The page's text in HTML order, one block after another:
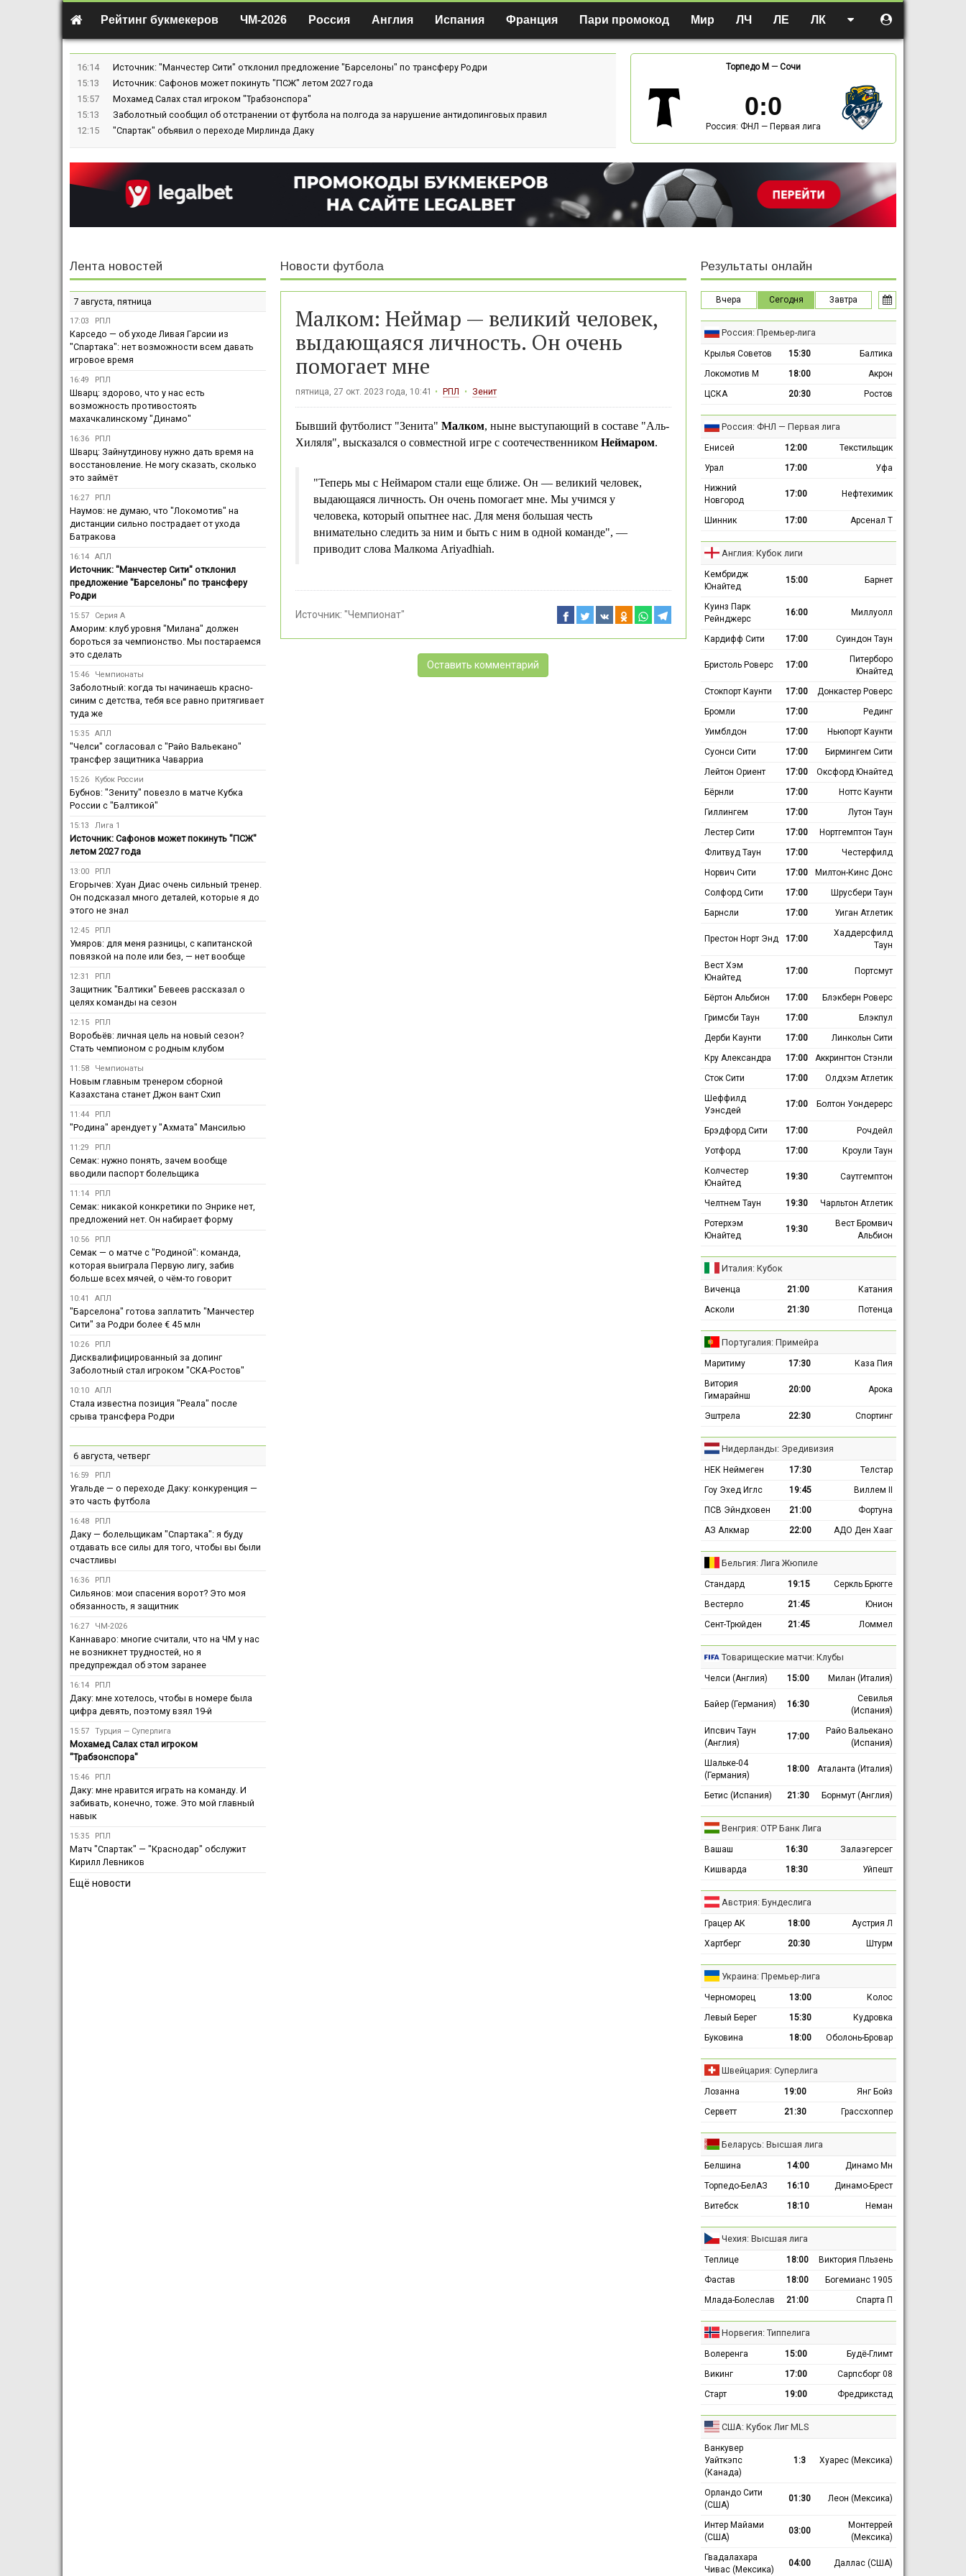
Рейтинг букмекеров ЧМ-2026 Россия Англия Испания Франция Пари промокод Мир ЛЧ ЛЕ ЛК
16:14
Источник: "Манчестер Сити" отклонил предложение "Барселоны" по трансферу Родри
15:13
Источник: Сафонов может покинуть "ПСЖ" летом 2027 года
15:57
Мохамед Салах стал игроком "Трабзонспора"
15:13
Заболотный сообщил об отстранении от футбола на полгода за нарушение антидопинговых правил
12:15
"Спартак" объявил о переходе Мирлинда Даку
Торпедо М — Сочи
0:0
Россия: ФНЛ — Первая лига
Новости футбола
Малком: Неймар — великий человек,
выдающаяся личность. Он очень
помогает мне
пятница, 27 окт. 2023 года, 10:41 РПЛ Зенит
Бывший футболист "Зенита" Малком, ныне выступающий в составе "Аль-
Хиляля", высказался о совместной игре с соотечественником Неймаром.
"Теперь мы с Неймаром стали еще ближе. Он — великий человек,
выдающаяся личность. Он очень помогает мне. Мы учимся у
человека, который опытнее нас. Для меня большая честь
внимательно следить за ним и быть с ним в одной команде", —
приводит слова Малкома Ariyadhiah.
Источник: "Чемпионат"
Оставить комментарий
Лента новостей
7 августа, пятница
17:03 РПЛ
Карседо — об уходе Ливая Гарсии из
"Спартака": нет возможности всем давать
игровое время
16:49 РПЛ
Шварц: здорово, что у нас есть
возможность противостоять
махачкалинскому "Динамо"
16:36 РПЛ
Шварц: Зайнутдинову нужно дать время на
восстановление. Не могу сказать, сколько
это займёт
16:27 РПЛ
Наумов: не думаю, что "Локомотив" на
дистанции сильно пострадает от ухода
Батракова
16:14 АПЛ
Источник: "Манчестер Сити" отклонил
предложение "Барселоны" по трансферу
Родри
15:57 Серия А
Аморим: клуб уровня "Милана" должен
бороться за чемпионство. Мы постараемся
это сделать
15:46 Чемпионаты
Заболотный: когда ты начинаешь красно-
синим с детства, тебя все равно притягивает
туда же
15:35 АПЛ
"Челси" согласовал с "Райо Вальекано"
трансфер защитника Чаварриа
15:26 Кубок России
Бубнов: "Зениту" повезло в матче Кубка
России с "Балтикой"
15:13 Лига 1
Источник: Сафонов может покинуть "ПСЖ"
летом 2027 года
13:00 РПЛ
Егорычев: Хуан Диас очень сильный тренер.
Он подсказал много деталей, которые я до
этого не знал
12:45 РПЛ
Умяров: для меня разницы, с капитанской
повязкой на поле или без, — нет вообще
12:31 РПЛ
Защитник "Балтики" Бевеев рассказал о
целях команды на сезон
12:15 РПЛ
Воробьёв: личная цель на новый сезон?
Стать чемпионом с родным клубом
11:58 Чемпионаты
Новым главным тренером сборной
Казахстана станет Джон вант Схип
11:44 РПЛ
"Родина" арендует у "Ахмата" Мансилью
11:29 РПЛ
Семак: нужно понять, зачем вообще
вводили паспорт болельщика
11:14 РПЛ
Семак: никакой конкретики по Энрике нет,
предложений нет. Он набирает форму
10:56 РПЛ
Семак — о матче с "Родиной": команда,
которая выиграла Первую лигу, забив
больше всех мячей, о чём-то говорит
10:41 АПЛ
"Барселона" готова заплатить "Манчестер
Сити" за Родри более € 45 млн
10:26 РПЛ
Дисквалифицированный за допинг
Заболотный стал игроком "СКА-Ростов"
10:10 АПЛ
Стала известна позиция "Реала" после
срыва трансфера Родри
6 августа, четверг
16:59 РПЛ
Угальде — о переходе Даку: конкуренция —
это часть футбола
16:48 РПЛ
Даку — болельщикам "Спартака": я буду
отдавать все силы для того, чтобы вы были
счастливы
16:36 РПЛ
Сильянов: мои спасения ворот? Это моя
обязанность, я защитник
16:27 ЧМ-2026
Каннаваро: многие считали, что на ЧМ у нас
не возникнет трудностей, но я
предупреждал об этом заранее
16:14 РПЛ
Даку: мне хотелось, чтобы в номере была
цифра девять, поэтому взял 19-й
15:57 Турция — Суперлига
Мохамед Салах стал игроком
"Трабзонспора"
15:46 РПЛ
Даку: мне нравится играть на команду. И
забивать, конечно, тоже. Это мой главный
навык
15:35 РПЛ
Матч "Спартак" — "Краснодар" обслужит
Кирилл Левников
Ещё новости
Результаты онлайн
Вчера Сегодня Завтра
Россия: Премьер-лига
Крылья Советов 15:30
Балтика
Локомотив М
18:00
Акрон
ЦСКА
20:30 Ростов
Россия: ФНЛ — Первая лига
Енисей 12:00
Текстильщик
Урал
17:00
Уфа
Нижний
Новгород
17:00 Нефтехимик
Шинник 17:00 Арсенал Т
Англия: Кубок лиги
Кембридж
Юнайтед
15:00 Барнет
Куинз Парк
Рейнджерс
16:00 Миллуолл
Кардифф Сити 17:00 Суиндон Таун
Бристоль Роверс 17:00
Питерборо
Юнайтед
Стокпорт Каунти
17:00
Донкастер Роверс
Бромли
17:00
Рединг
Уимблдон
17:00
Ньюпорт Каунти
Суонси Сити
17:00
Бирмингем Сити
Лейтон Ориент
17:00
Оксфорд Юнайтед
Бёрнли
17:00
Ноттс Каунти
Гиллингем
17:00
Лутон Таун
Лестер Сити
17:00
Нортгемптон Таун
Флитвуд Таун
17:00
Честерфилд
Норвич Сити
17:00
Милтон-Кинс Донс
Солфорд Сити
17:00
Шрусбери Таун
Барнсли
17:00 Уиган Атлетик
Престон Норт Энд 17:00
Хаддерсфилд
Таун
Вест Хэм
Юнайтед
17:00 Портсмут
Бёртон Альбион 17:00
Блэкберн Роверс
Гримсби Таун
17:00
Блэкпул
Дерби Каунти
17:00
Линкольн Сити
Кру Александра
17:00
Аккрингтон Стэнли
Сток Сити
17:00
Олдхэм Атлетик
Шеффилд
Уэнсдей
17:00 Болтон Уондерерс
Брэдфорд Сити 17:00
Рочдейл
Уотфорд
17:00
Кроули Таун
Колчестер
Юнайтед
19:30 Саутгемптон
Челтнем Таун 19:30
Чарльтон Атлетик
Ротерхэм
Юнайтед
19:30
Вест Бромвич
Альбион
Италия: Кубок
Виченца 21:00
Катания
Асколи
21:30 Потенца
Португалия: Примейра
Маритиму 17:30
Каза Пия
Витория
Гимарайнш
20:00 Арока
Эштрела 22:30 Спортинг
Нидерланды: Эредивизия
НЕК Неймеген 17:30
Телстар
Гоу Эхед Иглс
19:45
Виллем II
ПСВ Эйндховен
21:00
Фортуна
АЗ Алкмар
22:00 АДО Ден Хааг
Бельгия: Лига Жюпиле
Стандард 19:15
Серкль Брюгге
Вестерло
21:45
Юнион
Сент-Трюйден
21:45 Ломмел
Товарищеские матчи: Клубы
Челси (Англия) 15:00 Милан (Италия)
Байер (Германия) 16:30
Севилья
(Испания)
Ипсвич Таун
(Англия)
17:00
Райо Вальекано
(Испания)
Шальке-04
(Германия)
18:00 Аталанта (Италия)
Бетис (Испания) 21:30 Борнмут (Англия)
Венгрия: ОТР Банк Лига
Вашаш 16:30
Залаэгерсег
Кишварда
18:30 Уйпешт
Австрия: Бундеслига
Грацер АК 18:00
Аустрия Л
Хартберг
20:30 Штурм
Украина: Премьер-лига
Черноморец 13:00
Колос
Левый Берег
15:30
Кудровка
Буковина
18:00 Оболонь-Бровар
Швейцария: Суперлига
Лозанна 19:00
Янг Бойз
Серветт
21:30 Грассхоппер
Беларусь: Высшая лига
Белшина 14:00
Динамо Мн
Торпедо-БелАЗ
16:10
Динамо-Брест
Витебск
18:10 Неман
Чехия: Высшая лига
Теплице 18:00
Виктория Пльзень
Фастав
18:00
Богемианс 1905
Млада-Болеслав
21:00 Спарта П
Норвегия: Типпелига
Волеренга 15:00
Будё-Глимт
Викинг
17:00
Сарпсборг 08
Старт
19:00 Фредрикстад
США: Кубок Лиг MLS
Ванкувер
Уайткэпс
(Канада)
1:3 Хуарес (Мексика)
Орландо Сити
(США)
01:30 Леон (Мексика)
Интер Майами
(США)
03:00
Монтеррей
(Мексика)
Гвадалахара
Чивас (Мексика)
04:00 Даллас (США)